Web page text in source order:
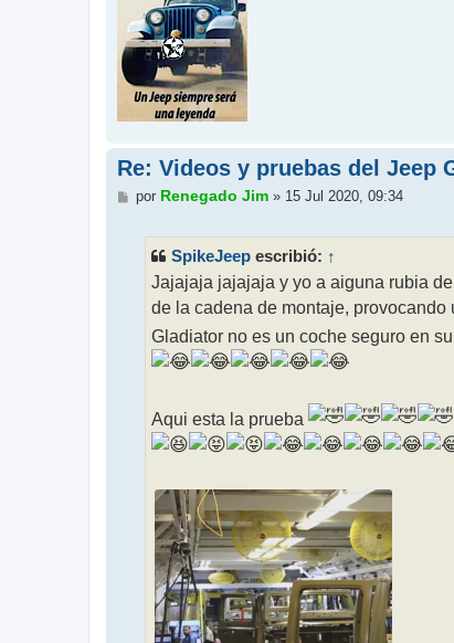
Re: Videos y pruebas del Jeep
M
por Renegado Jim» 15 Jul 2020, 09:34
SpikeJeep escribió: ↑
Jajajaja jajajaja y yo a aiguna rubia
de la cadena de montaje,
Gladiator no es un coche seguro en
Aqui esta la prueba